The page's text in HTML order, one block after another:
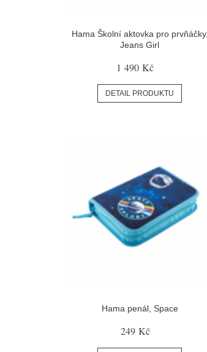
Hama Školní aktovka pro prvňáčky,
Jeans Girl
1 490 Kč
DETAIL PRODUKTU
Hama penál, Space
249 Kč